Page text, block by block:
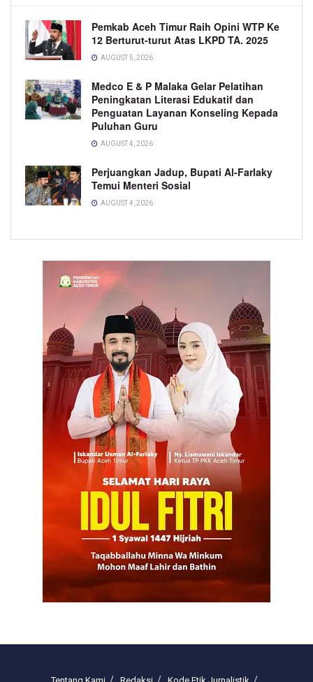
Pemkab Aceh Timur Raih Opini WTP Ke
12 Berturut-turut Atas LKPD TA. 2025
AUGUST 5, 2026
Medco E & P Malaka Gelar Pelatihan
Peningkatan Literasi Edukatif dan
Penguatan Layanan Konseling Kepada
Puluhan Guru
AUGUST 4, 2026
Perjuangkan Jadup, Bupati Al-Farlaky
Temui Menteri Sosial
AUGUST 4, 2026